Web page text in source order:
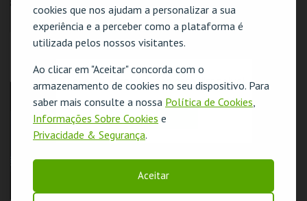
cookies que nos ajudam a personalizar a sua
experiência e a perceber como a plataforma é
utilizada pelos nossos visitantes.
Ao clicar em "Aceitar" concorda com o
armazenamento de cookies no seu dispositivo. Para
saber mais consulte a nossa Política de Cookies,
Informações Sobre Cookies e
Privacidade & Segurança.
Aceitar
REBELDES SEM
CINEMATECA
MAIS INFO
COMPRAR
REBELDES SEM
RESTAURANT
CINEMATECA
COMPRAR
O evento escolhido não está disponível
OK